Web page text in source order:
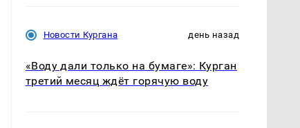
Новости Кургана день назад
«Воду дали только на бумаге»: Курган
третий месяц ждёт горячую воду